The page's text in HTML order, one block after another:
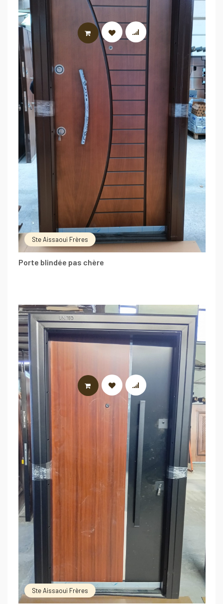
Ste Aissaoui Frères
Porte blindée pas chère
LIRE LA SUITE
Ste Aissaoui Frères
LIRE LA SUITE